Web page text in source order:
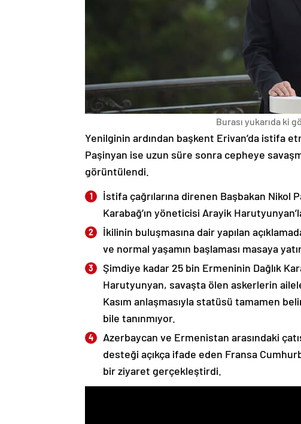
Burası yukarıda ki
Yenilginin ardından başkent Erivan’da istifa
Paşinyan ise uzun süre sonra cepheye
görüntülendi.
İstifa çağrılarına direnen Başbakan Nikol
Karabağ’ın yöneticisi Arayik
İkilinin buluşmasına dair yapılan
ve normal yaşamın başlaması masaya
Şimdiye kadar 25 bin Ermeninin Dağlık
Harutyunyan, savaşta ölen askerlerin
Kasım anlaşmasıyla statüsü tamamen
bile tanınmıyor.
Azerbaycan ve Ermenistan arasındaki
desteği açıkça ifade eden Fransa
bir ziyaret gerçekleştirdi.